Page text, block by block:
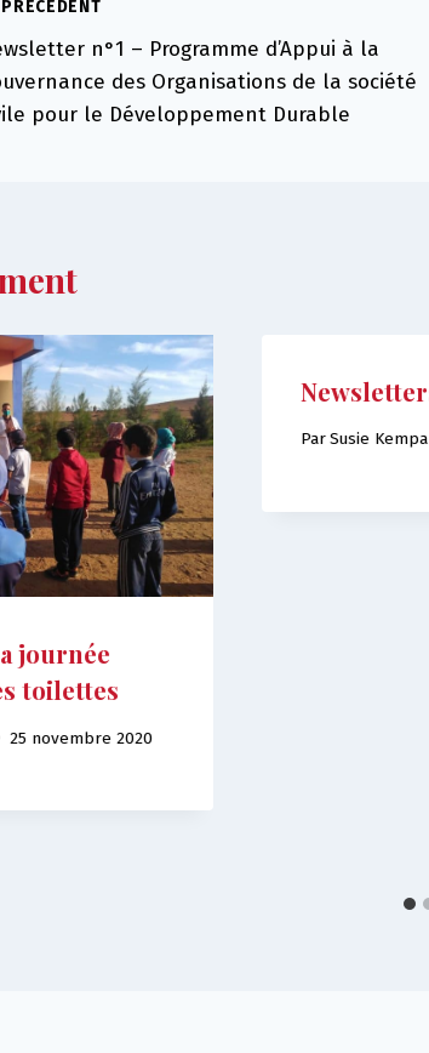
PRÉCÉDENT
n°1 – Programme d’Appui à la
des Organisations de la société
pour le Développement Durable
journée
toilettes
25 novembre 2020
ParSusie Kempa